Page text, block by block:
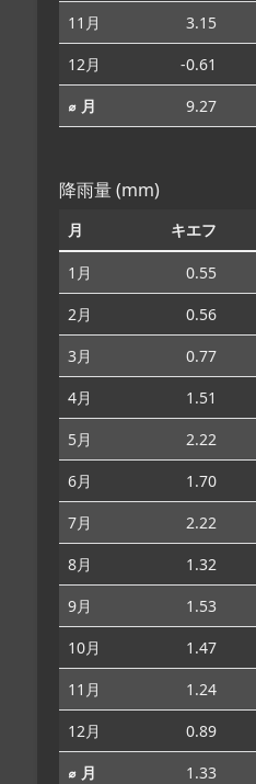
11月
3.15
12月
-0.61
⌀ 月
9.27
降雨量 (mm)
月 キエフ
1月 0.55
2月
0.56
3月
0.77
4月
1.51
5月
2.22
6月
1.70
7月
2.22
8月
1.32
9月
1.53
10月
1.47
11月
1.24
12月
0.89
⌀ 月
1.33